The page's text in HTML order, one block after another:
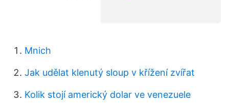
Mnich
Jak udělat klenutý sloup v křížení zvířat
Kolik stojí americký dolar ve venezuele